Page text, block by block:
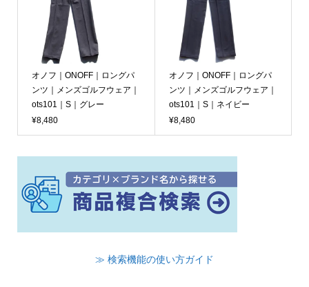
オノフ｜ONOFF｜ロングパ
ンツ｜メンズゴルフウェア｜
ots101｜S｜グレー
¥8,480
オノフ｜ONOFF｜ロングパ
ンツ｜メンズゴルフウェア｜
ots101｜S｜ネイビー
¥8,480
≫ 検索機能の使い方ガイド